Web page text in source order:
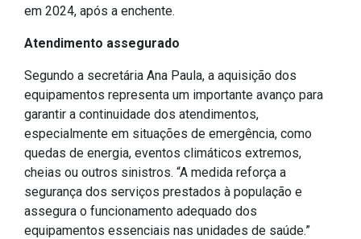
Diário Oficial (Até 30/04)
Recursos Humanos
Processo Seletivo
Seletivo Simplificado
Concursos
Instruções Normativas
Licitações
Dispensas e Inexigibilidades
Chamamentos Públicos
em 2024, após a enchente.
Atendimento assegurado
Segundo a secretária Ana Paula, a aquisição dos
equipamentos representa um importante avanço para
garantir a continuidade dos atendimentos,
especialmente em situações de emergência, como
quedas de energia, eventos climáticos extremos,
cheias ou outros sinistros. “A medida reforça a
segurança dos serviços prestados à população e
assegura o funcionamento adequado dos
equipamentos essenciais nas unidades de saúde.”